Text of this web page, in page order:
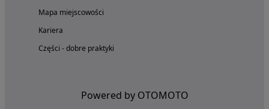
Mapa miejscowości
Kariera
Części - dobre praktyki
Powered by OTOMOTO